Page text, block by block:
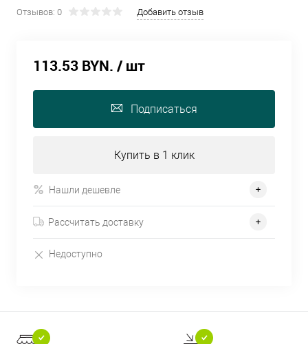
Отзывов: 0 Добавить отзыв
113.53 BYN. / шт
Подписаться
Купить в 1 клик
Нашли дешевле
Рассчитать доставку
Недоступно